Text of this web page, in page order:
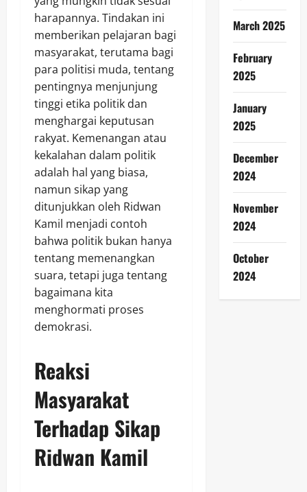
harapannya. Tindakan ini
memberikan pelajaran bagi
masyarakat, terutama bagi
para politisi muda, tentang
pentingnya menjunjung
tinggi etika politik dan
menghargai keputusan
rakyat. Kemenangan atau
kekalahan dalam politik
adalah hal yang biasa,
namun sikap yang
ditunjukkan oleh Ridwan
Kamil menjadi contoh
bahwa politik bukan hanya
tentang memenangkan
suara, tetapi juga tentang
bagaimana kita
menghormati proses
demokrasi.
Reaksi
Masyarakat
Terhadap Sikap
Ridwan Kamil
March 2025
February
2025
January
2025
December
2024
November
2024
October
2024